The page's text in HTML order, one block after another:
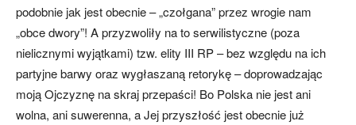
podobnie jak jest obecnie – „czołgana” przez wrogie nam
„obce dwory”! A przyzwoliły na to serwilistyczne (poza
nielicznymi wyjątkami) tzw. elity III RP – bez względu na ich
partyjne barwy oraz wygłaszaną retorykę – doprowadzając
moją Ojczyznę na skraj przepaści! Bo Polska nie jest ani
wolna, ani suwerenna, a Jej przyszłość jest obecnie już